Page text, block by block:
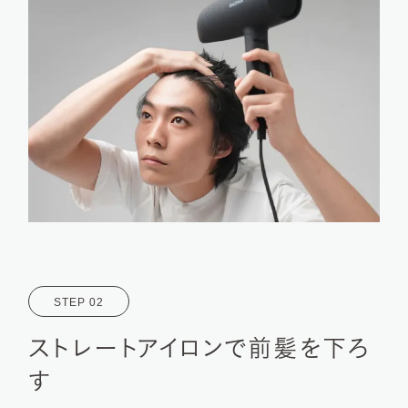
ストレートアイロンで前髪を下ろ
す